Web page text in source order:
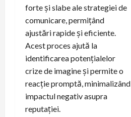
forte și slabe ale strategiei de
comunicare, permițând
ajustări rapide și eficiente.
Acest proces ajută la
identificarea potențialelor
crize de imagine și permite o
reacție promptă, minimalizând
impactul negativ asupra
reputației.